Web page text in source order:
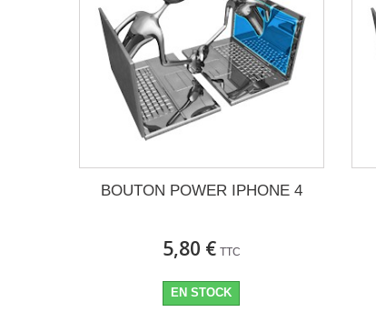
BOUTON POWER IPHONE 4
5,80 € TTC
EN STOCK